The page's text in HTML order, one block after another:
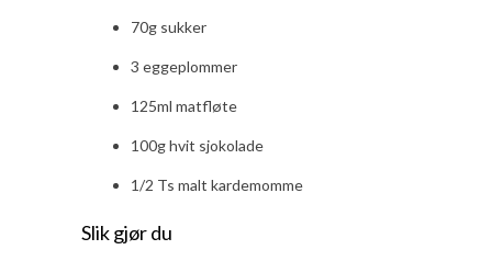
70g sukker
3 eggeplommer
125ml matfløte
100g hvit sjokolade
1/2 Ts malt kardemomme
Slik gjør du